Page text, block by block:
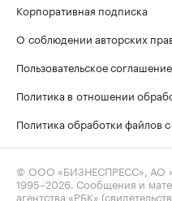
Корпоративная подписка
О соблюдении авторских
Пользовательское соглашение
Политика в отношении
Политика обработки файлов
© ООО «БИЗНЕСПРЕСС», АО
1995–2026 . Сообщения и
агентства «РБК»